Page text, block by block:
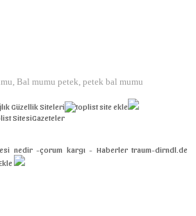
Bal mumu petek, petek bal mumu
Gazeteler
nedir-çorum kargı - Haberler traum-dirndl.de